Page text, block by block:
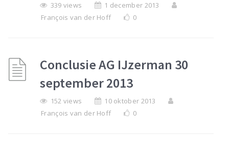
339 views
1 december 2013
François van der Hoff
0
Conclusie AG IJzerman 30
september 2013
152 views
10 oktober 2013
François van der Hoff
0